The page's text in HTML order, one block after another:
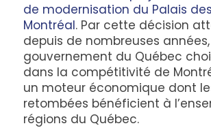
de modernisation du Palais
Montréal. Par cette décision
depuis de nombreuses
gouvernement du Québec
dans la compétitivité de
un moteur économique dont
retombées bénéficient à
régions du Québec.